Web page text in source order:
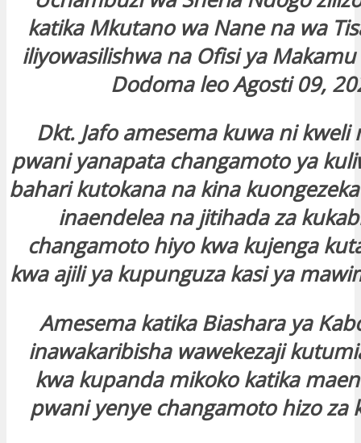
katika Mkutano wa Nane na wa
iliyowasilishwa na Ofisi ya Makamu
Dodoma leo Agosti 09,
Dkt. Jafo amesema kuwa ni kweli
pwani yanapata changamoto ya
bahari kutokana na kina
inaendelea na jitihada za
changamoto hiyo kwa kujenga
kwa ajili ya kupunguza kasi ya
Amesema katika Biashara ya
inawakaribisha wawekezaji
kwa kupanda mikoko katika
pwani yenye changamoto hizo za